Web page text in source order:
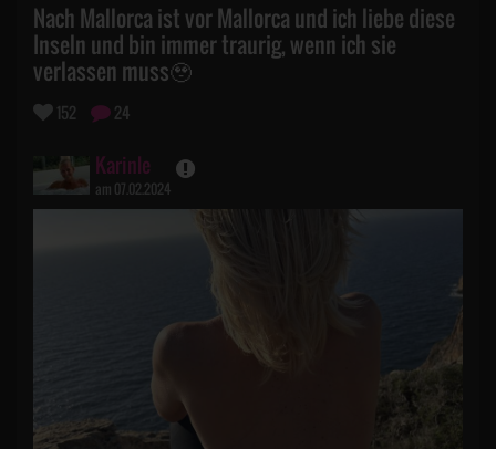
Nach Mallorca ist vor Mallorca und ich liebe diese
Inseln und bin immer traurig, wenn ich sie
verlassen muss🥹
152 24
Karinle
am 07.02.2024